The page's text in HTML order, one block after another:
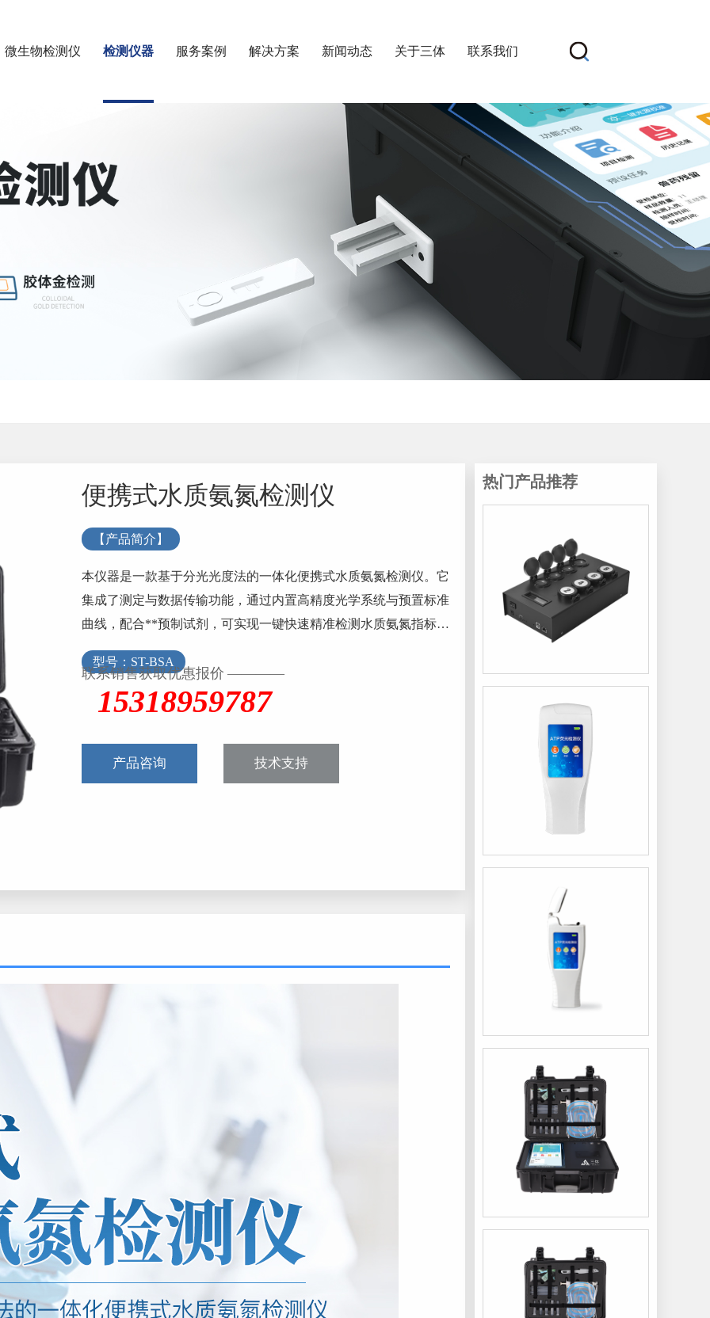
微生物检测仪 检测仪器 服务案例 解决方案 新闻动态 关于三体 联系我们
便携式水质氨氮检测仪
【产品简介】
本仪器是一款基于分光光度法的一体化便携式水质氨氮检测仪。它
集成了测定与数据传输功能，通过内置高精度光学系统与预置标准
曲线，配合**预制试剂，可实现一键快速精准检测水质氨氮指标。
其设计充分满足复杂水质现场分析需求。...
型号：ST-BSA
联系销售获取优惠报价 ————
15318959787
产品咨询 技术支持
热门产品推荐